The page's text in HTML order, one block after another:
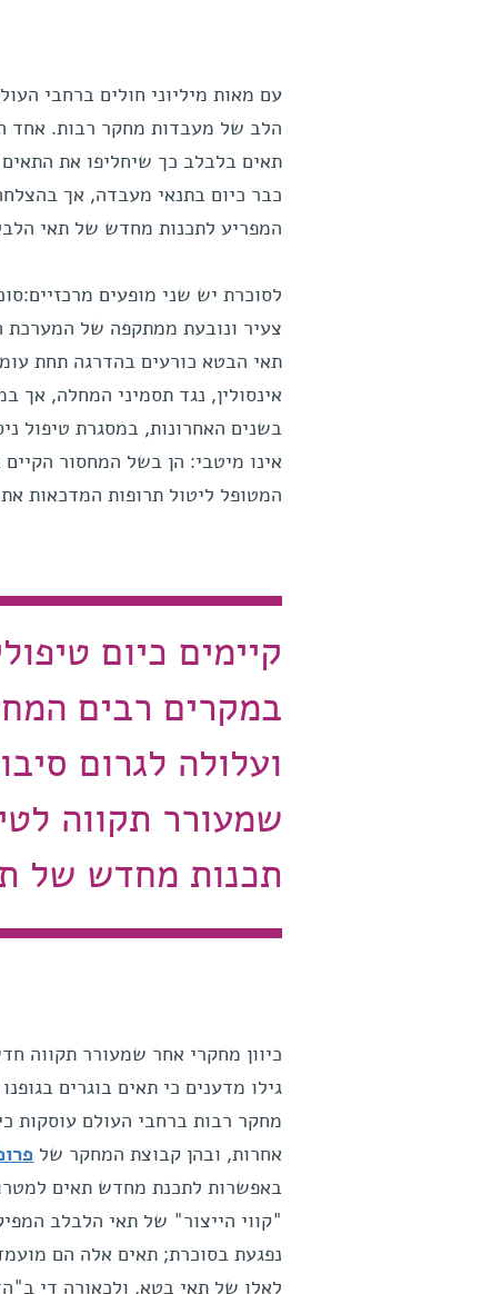
עם מאות מיליוני חולים ברחבי
הלב של מעבדות מחקר רבות. אחד
תאים בלבלב כך שיחליפו את
כבר כיום בתנאי מעבדה, אך
המפריע לתכנות מחדש של תאי
תאי הבטא כורעים בהדרגה תחת
אינסולין, נגד תסמיני המחלה, אך
אינו מיטבי: הן בשל המחסור
המטופל ליטול תרופות המדכאות
קיימים כיום
במקרים רבים
ועלולה לגרום
שמעורר תקווה
תכנות מחדש של
כיוון מחקרי אחר שמעורר תקווה
גילו מדענים כי תאים בוגרים
מחקר רבות ברחבי העולם עוסקות
אחרות, ובהן קבוצת המחקר של
באפשרות לתכנת מחדש תאים
"קווי הייצור" של תאי הלבלב
נפגעת בסוכרת; תאים אלה הם
לאלו של תאי בטא, ולכאורה די